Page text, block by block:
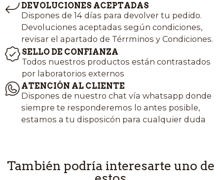
DEVOLUCIONES ACEPTADAS
Dispones de 14 días para devolver tu pedido.
Devoluciones aceptadas según condiciones,
revisar el apartado de Térrminos y Condiciones.
SELLO DE CONFIANZA
Todos nuestros productos están contrastados
por laboratorios externos
ATENCIÓN AL CLIENTE
Dispones de nuestro chat vía whatsapp donde
siempre te responderemos lo antes posible,
estamos a tu disposicón para cualquier duda
También podría interesarte uno de